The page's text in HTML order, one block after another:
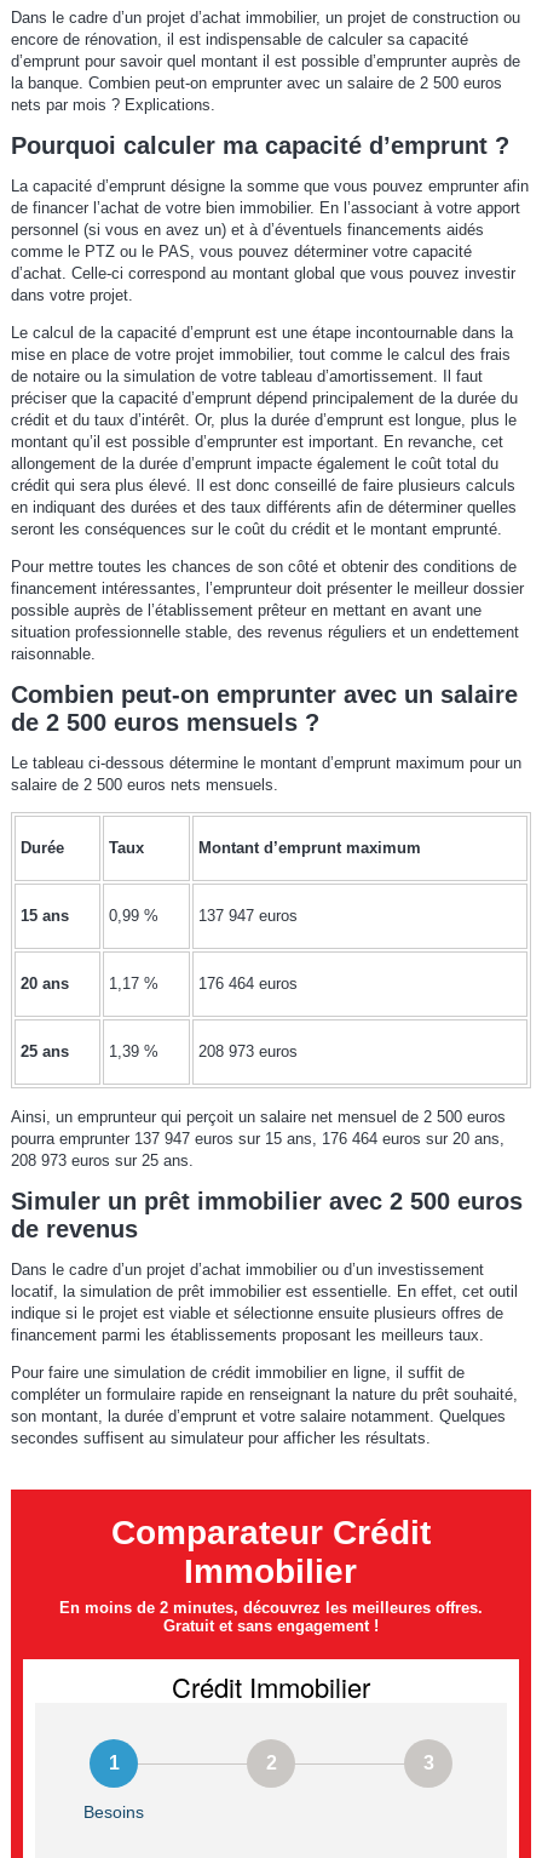
Dans le cadre d’un projet d’achat immobilier, un projet de construction ou
encore de rénovation, il est indispensable de calculer sa capacité
d’emprunt pour savoir quel montant il est possible d’emprunter auprès de
la banque. Combien peut-on emprunter avec un salaire de 2 500 euros
nets par mois ? Explications.
Pourquoi calculer ma capacité d’emprunt ?
La capacité d’emprunt désigne la somme que vous pouvez emprunter afin
de financer l’achat de votre bien immobilier. En l’associant à votre apport
personnel (si vous en avez un) et à d’éventuels financements aidés
comme le PTZ ou le PAS, vous pouvez déterminer votre capacité
d’achat. Celle-ci correspond au montant global que vous pouvez investir
dans votre projet.
Le calcul de la capacité d’emprunt est une étape incontournable dans la
mise en place de votre projet immobilier, tout comme le calcul des frais
de notaire ou la simulation de votre tableau d’amortissement. Il faut
préciser que la capacité d’emprunt dépend principalement de la durée du
crédit et du taux d’intérêt. Or, plus la durée d’emprunt est longue, plus le
montant qu’il est possible d’emprunter est important. En revanche, cet
allongement de la durée d’emprunt impacte également le coût total du
crédit qui sera plus élevé. Il est donc conseillé de faire plusieurs calculs
en indiquant des durées et des taux différents afin de déterminer quelles
seront les conséquences sur le coût du crédit et le montant emprunté.
Pour mettre toutes les chances de son côté et obtenir des conditions de
financement intéressantes, l’emprunteur doit présenter le meilleur dossier
possible auprès de l’établissement prêteur en mettant en avant une
situation professionnelle stable, des revenus réguliers et un endettement
raisonnable.
Combien peut-on emprunter avec un salaire
de 2 500 euros mensuels ?
Le tableau ci-dessous détermine le montant d’emprunt maximum pour un
salaire de 2 500 euros nets mensuels.
Durée Taux Montant d’emprunt maximum
15 ans 0,99 % 137 947 euros
20 ans 1,17 % 176 464 euros
25 ans 1,39 % 208 973 euros
Ainsi, un emprunteur qui perçoit un salaire net mensuel de 2 500 euros
pourra emprunter 137 947 euros sur 15 ans, 176 464 euros sur 20 ans,
208 973 euros sur 25 ans.
Simuler un prêt immobilier avec 2 500 euros
de revenus
Dans le cadre d’un projet d’achat immobilier ou d’un investissement
locatif, la simulation de prêt immobilier est essentielle. En effet, cet outil
indique si le projet est viable et sélectionne ensuite plusieurs offres de
financement parmi les établissements proposant les meilleurs taux.
Pour faire une simulation de crédit immobilier en ligne, il suffit de
compléter un formulaire rapide en renseignant la nature du prêt souhaité,
son montant, la durée d’emprunt et votre salaire notamment. Quelques
secondes suffisent au simulateur pour afficher les résultats.
Comparateur Crédit
Immobilier
En moins de 2 minutes, découvrez les meilleures offres.
Gratuit et sans engagement !